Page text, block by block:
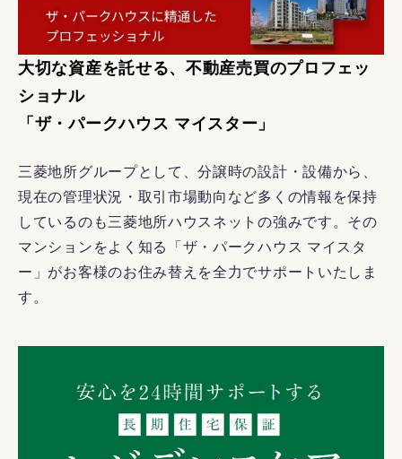
大切な資産を託せる、不動産売買のプロフェッ
ショナル
「ザ・パークハウス マイスター」
三菱地所グループとして、分譲時の設計・設備から、
現在の管理状況・取引市場動向など多くの情報を保持
しているのも三菱地所ハウスネットの強みです。その
マンションをよく知る「ザ・パークハウス マイスタ
ー」がお客様のお住み替えを全力でサポートいたしま
す。